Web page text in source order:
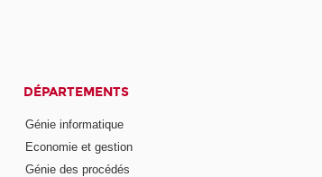
DÉPARTEMENTS
Génie informatique
Economie et gestion
Génie des procédés